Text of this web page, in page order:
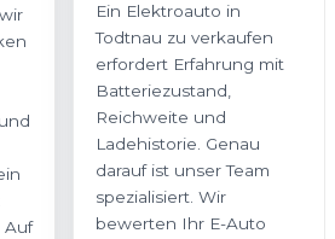
Auf
Ein Elektroauto in
Todtnau zu verkaufen
erfordert Erfahrung mit
Batteriezustand,
Reichweite und
Ladehistorie. Genau
darauf ist unser Team
spezialisiert. Wir
bewerten Ihr E-Auto